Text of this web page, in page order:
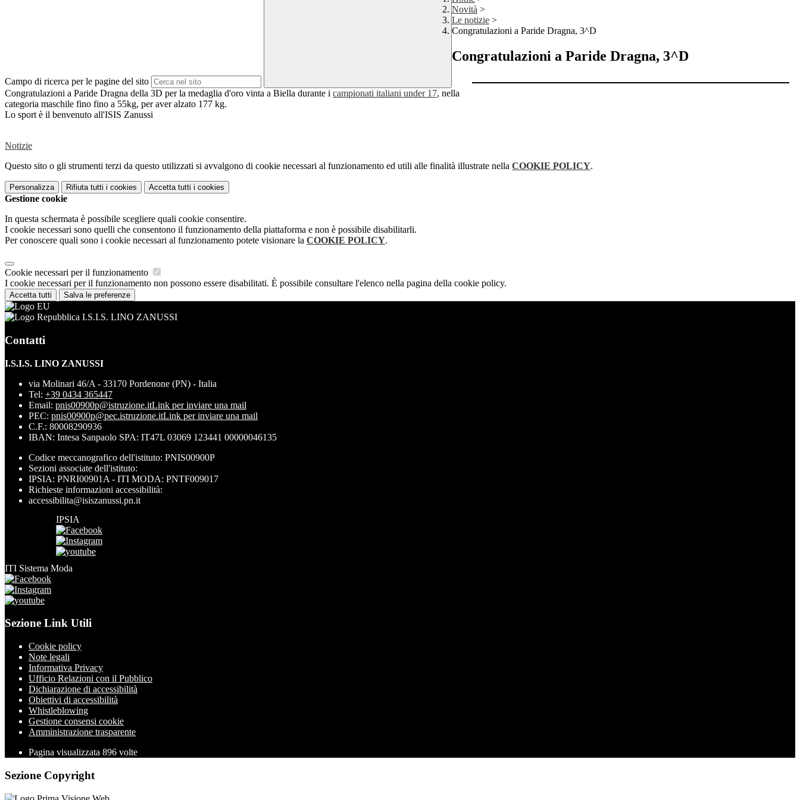
Campo di ricerca per le pagine del sito
Novità >
Le notizie >
Congratulazioni a Paride Dragna, 3^D
Congratulazioni a Paride Dragna, 3^D
Congratulazioni a Paride Dragna della 3D per la medaglia d'oro vinta a Biella durante i campionati italiani under 17, nella
categoria maschile fino fino a 55kg, per aver alzato 177 kg.
Lo sport è il benvenuto all'ISIS Zanussi
Notizie
Questo sito o gli strumenti terzi da questo utilizzati si avvalgono di cookie necessari al funzionamento ed utili alle finalità illustrate nella COOKIE POLICY.
Personalizza Rifiuta tutti i cookies Accetta tutti i cookies
Gestione cookie
In questa schermata è possibile scegliere quali cookie consentire.
I cookie necessari sono quelli che consentono il funzionamento della piattaforma e non è possibile disabilitarli.
Per conoscere quali sono i cookie necessari al funzionamento potete visionare la COOKIE POLICY.
Cookie necessari per il funzionamento
I cookie necessari per il funzionamento non possono essere disabilitati. È possibile consultare l'elenco nella pagina della cookie policy.
Accetta tutti Salva le preferenze
I.S.I.S. LINO ZANUSSI
Contatti
I.S.I.S. LINO ZANUSSI
via Molinari 46/A - 33170 Pordenone (PN) - Italia
Tel: +39 0434 365447
Email: pnis00900p@istruzione.itLink per inviare una mail
PEC: pnis00900p@pec.istruzione.itLink per inviare una mail
C.F.: 80008290936
IBAN: Intesa Sanpaolo SPA: IT47L 03069 123441 00000046135
Codice meccanografico dell'istituto: PNIS00900P
Sezioni associate dell'istituto:
IPSIA: PNRI00901A - ITI MODA: PNTF009017
Richieste informazioni accessibilità:
accessibilita@isiszanussi.pn.it
IPSIA
ITI Sistema Moda
Sezione Link Utili
Cookie policy
Note legali
Informativa Privacy
Ufficio Relazioni con il Pubblico
Dichiarazione di accessibilità
Obiettivi di accessibilità
Whistleblowing
Gestione consensi cookie
Amministrazione trasparente
Pagina visualizzata 896 volte
Sezione Copyright